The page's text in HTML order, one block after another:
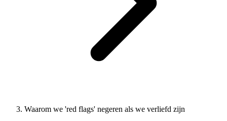
Waarom we 'red flags' negeren als we verliefd zijn